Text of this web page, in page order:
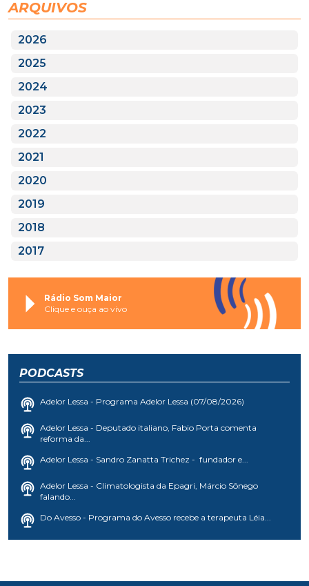
ARQUIVOS
2026
2025
2024
2023
2022
2021
2020
2019
2018
2017
Rádio Som Maior
Clique e ouça ao vivo
PODCASTS
Adelor Lessa - Programa Adelor Lessa (07/08/2026)
Adelor Lessa - Deputado italiano, Fabio Porta comenta
reforma da...
Adelor Lessa - Sandro Zanatta Trichez - fundador e...
Adelor Lessa - Climatologista da Epagri, Márcio Sônego
falando...
Do Avesso - Programa do Avesso recebe a terapeuta Léia...